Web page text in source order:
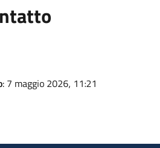
: 7 maggio 2026, 11:21